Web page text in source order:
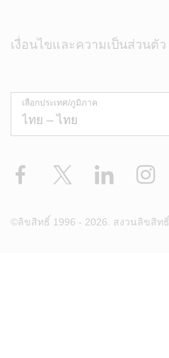
เงื่อนไขและความเป็นส่วนตัว
เลือกประเทศ/ภูมิภาค
Facebook LinkedIn
©ลิขสิทธิ์ 1996 - 2026. สงวนลิขสิทธิ์